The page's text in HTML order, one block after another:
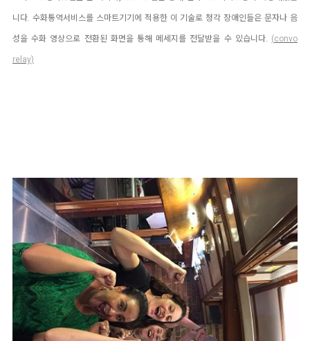
니다. 수화통역서비스를 스마트기기에 적용한 이 기술로 청각 장애인들은 문자나 음
성을 수화 영상으로 전환된 화면을 통해 메세지를 전달받을 수 있습니다. (convo
relay)